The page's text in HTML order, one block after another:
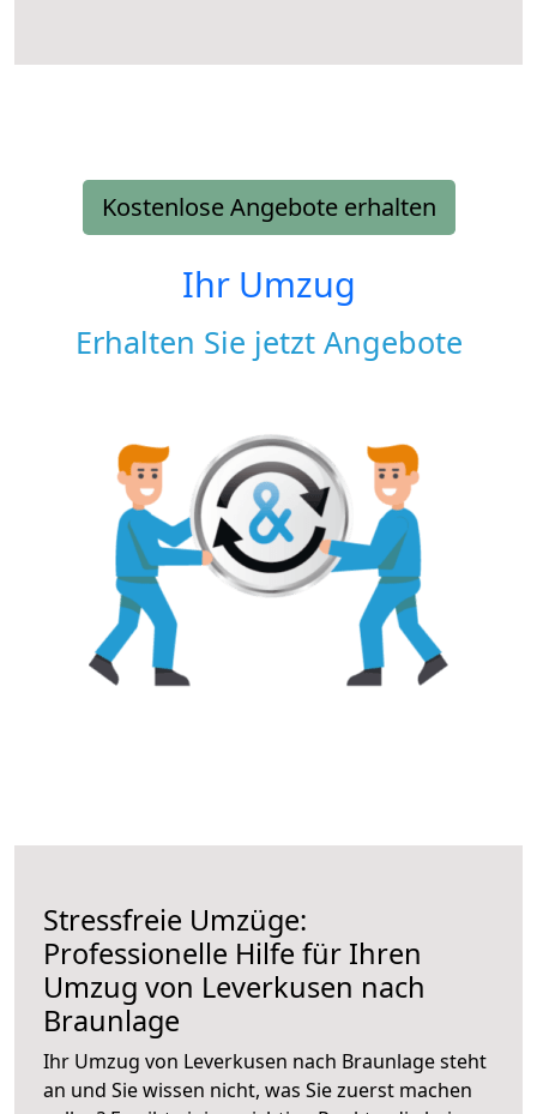
Kostenlose Angebote erhalten
Ihr Umzug
Erhalten Sie jetzt Angebote
Stressfreie Umzüge:
Professionelle Hilfe für Ihren
Umzug von Leverkusen nach
Braunlage
Ihr Umzug von Leverkusen nach Braunlage steht
an und Sie wissen nicht, was Sie zuerst machen